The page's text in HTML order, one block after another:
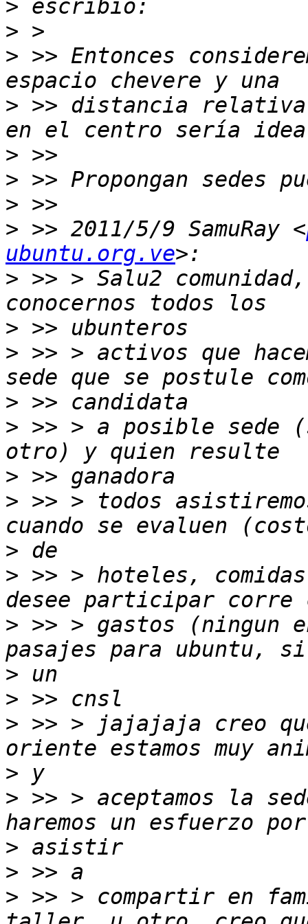
>
>
> >> Entonces
> >> distancia
>
>
>
> >> 2011/5/9 SamuRay <
ubuntu.org.ve
> >> > Salu2
>
> >> > activos que
>
> >> > a posible sede
>
> >> > todos
>
> >> > hoteles,
> >> > gastos (ningun
>
>
> >> > jajajaja creo
>
> >> > aceptamos la
>
>
> >> > compartir en